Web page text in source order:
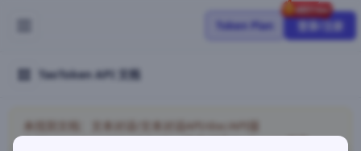
Token Plan 登录/注册
TaoToken API 文档
未找到文档：文本对话/文本对话API/doc/API接